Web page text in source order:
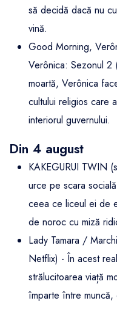
să decidă dacă nu
vină.
Good Morning,
Verônica: Sezonul 2
moartă, Verônica
cultului religios care
interiorul guvernului.
Din 4 august
KAKEGURUI TWIN
urce pe scara
ceea ce liceul ei de
de noroc cu miză
Lady Tamara /
Netflix) - În acest
strălucitoarea viață
împarte între muncă,